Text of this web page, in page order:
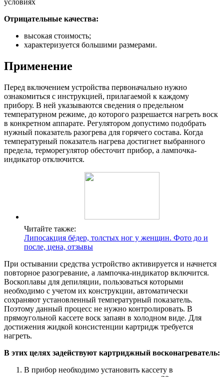
Отрицательные качества:
высокая стоимость;
характеризуется большими размерами.
Применение
Перед включением устройства первоначально нужно
ознакомиться с инструкцией, прилагаемой к каждому
прибору. В ней указываются сведения о предельном
температурном режиме, до которого разрешается нагреть воск
в конкретном аппарате. Регулятором допустимо подобрать
нужный показатель разогрева для горячего состава. Когда
температурный показатель нагрева достигнет выбранного
предела, терморегулятор обесточит прибор, а лампочка-
индикатор отключится.
Читайте также:
Липосакция бёдер, толстых ног у женщин. Фото до и
после, цена, отзывы
При остывании средства устройство активируется и начнется
повторное разогревание, а лампочка-индикатор включится.
Воскоплавы для депиляции, пользоваться которыми
необходимо с учетом их конструкции, автоматически
сохраняют установленный температурный показатель.
Поэтому данный процесс не нужно контролировать. В
прямоугольной кассете воск запаян в холодном виде. Для
достижения жидкой консистенции картридж требуется
нагреть.
В этих целях задействуют картриджный восконагреватель:
В прибор необходимо установить кассету в